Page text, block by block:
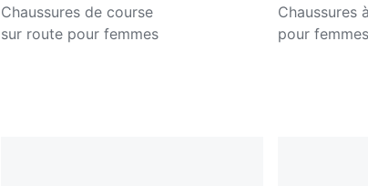
Chaussures de course
sur route pour femmes
Chaussures
pour femmes